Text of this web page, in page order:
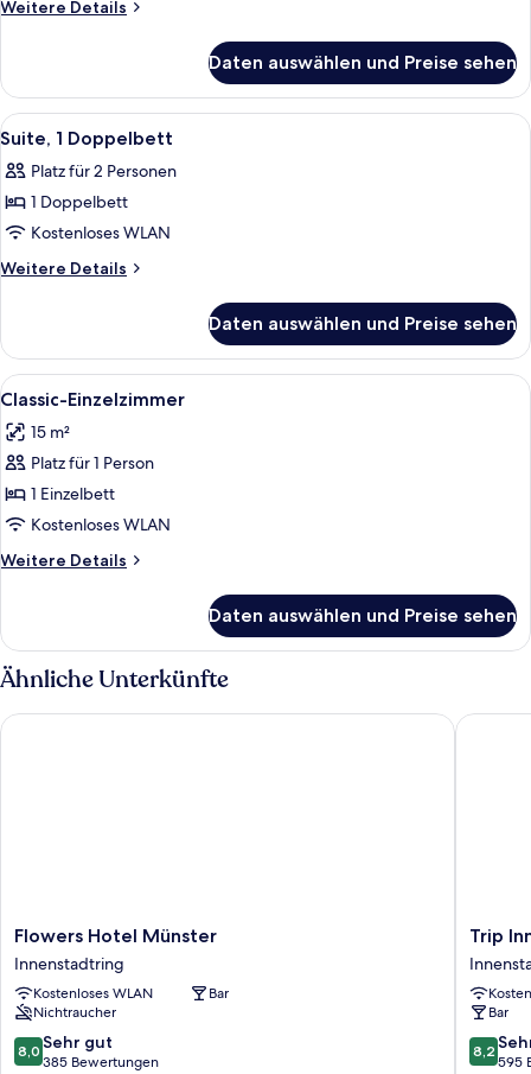
anzeigen
Weitere Details
Weitere
Doppelzimmer,
Doppelbett
Daten auswählen und Preise sehen
Alle
Fotos
für
Suite,
1
Doppelbett
Suite, 1 Doppelbett | Wohnzimmer |
2
Suite, 1 Doppelbett
Platz für 2 Personen
1 Doppelbett
Kostenloses WLAN
Weitere Details
Weitere
1
Doppelbett
Daten auswählen und Preise sehen
Alle
Fotos
für
Classic-
Einzelzimmer
anzeigen
Ein Hotelzimmer mit Bett, einem
1
Classic-Einzelzimmer
15 m²
Platz für 1 Person
1 Einzelbett
Kostenloses WLAN
Weitere Details
Weitere
Einzelzimmer
Daten auswählen und Preise sehen
Ähnliche Unterkünfte
Flowers
Hotel
Münster
Innenstadtring
Flowers Hotel Münster
Innenstadtring
Kostenloses WLAN
Bar
Nichtraucher
8.0
von
8,0 Sehr gut
385 Bewertungen
Flowers Hotel Münster
Trip
Inn
Hotel
Münster
City
Trip
Bar
8.2
von
8,2
595
Trip Inn